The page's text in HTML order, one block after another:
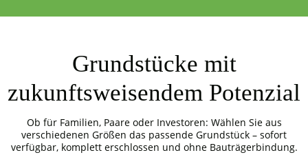
Grundstücke mit
zukunftsweisendem Potenzial
Ob für Familien, Paare oder Investoren: Wählen Sie aus
verschiedenen Größen das passende Grundstück – sofort
verfügbar, komplett erschlossen und ohne Bauträgerbindung.